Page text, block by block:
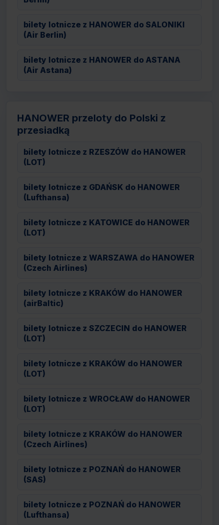
bilety lotnicze z HANOWER do SALONIKI
(Air Berlin)
bilety lotnicze z HANOWER do ASTANA
(Air Astana)
HANOWER przeloty do Polski z
przesiadką
bilety lotnicze z RZESZÓW do HANOWER
(LOT)
bilety lotnicze z GDAŃSK do HANOWER
(Lufthansa)
bilety lotnicze z KATOWICE do HANOWER
(LOT)
bilety lotnicze z WARSZAWA do HANOWER
(Czech Airlines)
bilety lotnicze z KRAKÓW do HANOWER
(airBaltic)
bilety lotnicze z SZCZECIN do HANOWER
(LOT)
bilety lotnicze z KRAKÓW do HANOWER
(LOT)
bilety lotnicze z WROCŁAW do HANOWER
(LOT)
bilety lotnicze z KRAKÓW do HANOWER
(Czech Airlines)
bilety lotnicze z POZNAŃ do HANOWER
(SAS)
bilety lotnicze z POZNAŃ do HANOWER
(Lufthansa)